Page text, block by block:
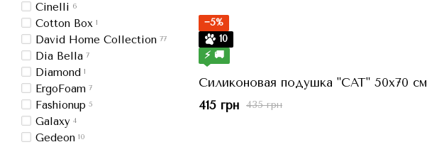
−5%
10
⚡ 🚚
Силиконовая подушка "CAT" 50х70 см
435 грн
415 грн
Cinelli 6
Cotton Box 1
David Home Collection 77
Dia Bella 7
Diamond 1
ErgoFoam 7
Fashionup 5
Galaxy 4
Gedeon 10